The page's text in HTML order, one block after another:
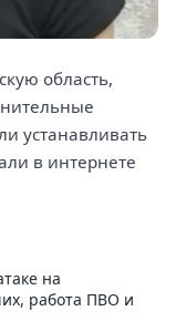
область,
устанавливать
в интернете
на
работа ПВО и